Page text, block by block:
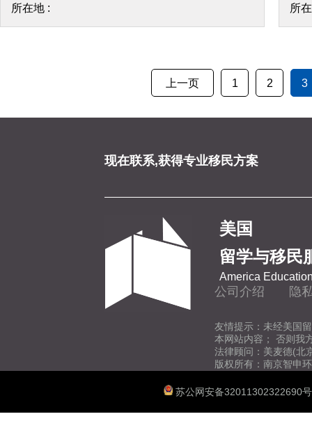
所在地 :
所
上一页 1 2 3
现在联系,获得专业移民方案
美国
留学与移民
America
公司介绍 隐
友情提示：未经美国
本网站内容； 否则我
法律顾问：美麦德(北
版权所有：南京智申
苏公网安备32011302322690号